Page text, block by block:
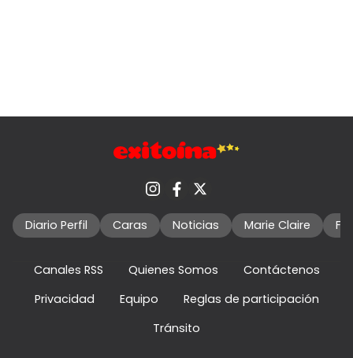
Diario Perfil Caras Noticias Marie Claire
Canales RSS Quienes Somos
Contáctenos
Privacidad
Equipo
Reglas de participación
Tránsito